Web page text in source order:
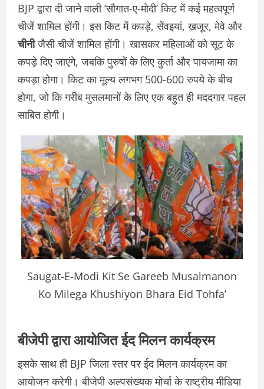
BJP द्वारा दी जाने वाली ‘सौगात-ए-मोदी’ किट में कई महत्वपूर्ण
चीजें शामिल होंगी। इस किट में कपड़े, सेंवइयां, खजूर, मेवे और
चीनीजैसी चीजें शामिल होंगी। खासकर महिलाओं को सूट के
कपड़े दिए जाएंगे, जबकि पुरुषों के लिए कुर्ता और पायजामा का
कपड़ा होगा। किट का मूल्य लगभग 500-600 रुपये के बीच
होगा, जो कि गरीब मुसलमानों के लिए एक बहुत ही मददगार पहल
साबित होगी।
Saugat-E-Modi Kit Se Gareeb Musalmanon
Ko Milega Khushiyon Bhara Eid Tohfa’
बीजेपी द्वारा आयोजित ईद मिलन कार्यक्रम
इसके साथ ही BJP जिला स्तर पर ईद मिलन कार्यक्रम का
आयोजन करेगी। बीजेपी अल्पसंख्यक मोर्चा के राष्ट्रीय मीडिया